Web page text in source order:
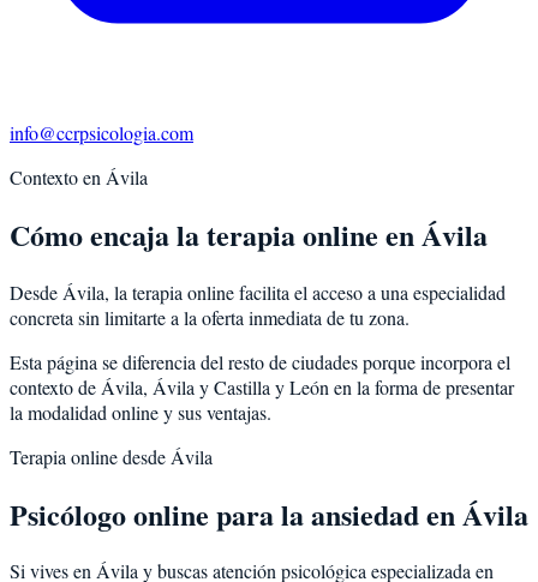
info@ccrpsicologia.com
Contexto en Ávila
Cómo encaja la terapia online en Ávila
Desde Ávila, la terapia online facilita el acceso a una especialidad
concreta sin limitarte a la oferta inmediata de tu zona.
Esta página se diferencia del resto de ciudades porque incorpora el
contexto de Ávila, Ávila yCastilla y León en la forma de presentar
la modalidad online y sus ventajas.
Terapia online desde Ávila
Psicólogo online para laansiedadenÁvila
Si vives enÁvilay buscas atención psicológica especializada en